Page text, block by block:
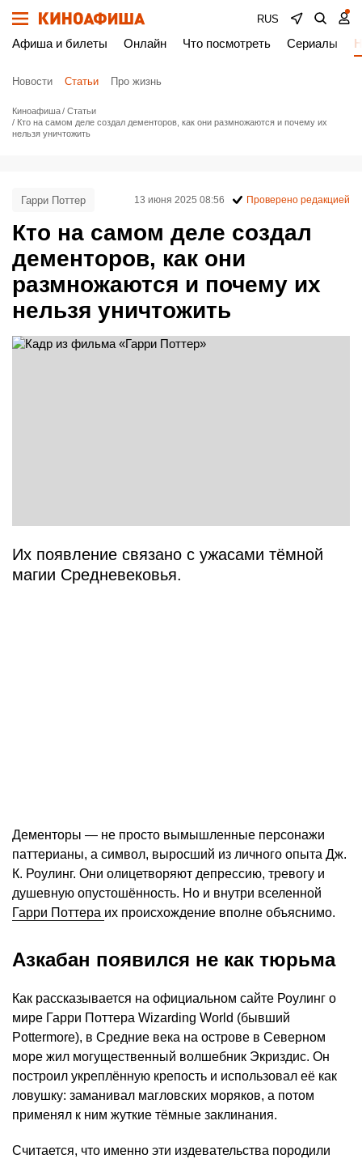
RUS
Афиша и билеты Онлайн Что посмотреть Сериалы
Новости Статьи Про жизнь
Киноафиша
Статьи
Кто на самом деле создал дементоров, как они размножаются и почему их
нельзя уничтожить
Кто на самом деле создал
дементоров, как они
размножаются и почему их
нельзя уничтожить
Гарри Поттер 13 июня 2025 08:56 Проверено редакцией
Их появление связано с ужасами тёмной
магии Средневековья.
Дементоры — не просто вымышленные персонажи
паттерианы, а символ, выросший из личного опыта Дж.
К. Роулинг. Они олицетворяют депрессию, тревогу и
душевную опустошённость. Но и внутри вселенной
Гарри Поттера их происхождение вполне объяснимо.
Азкабан появился не как тюрьма
Как рассказывается на официальном сайте Роулинг о
мире Гарри Поттера Wizarding World (бывший
Pottermore), в Средние века на острове в Северном
море жил могущественный волшебник Экриздис. Он
построил укреплённую крепость и использовал её как
ловушку: заманивал магловских моряков, а потом
применял к ним жуткие тёмные заклинания.
Считается, что именно эти издевательства породили